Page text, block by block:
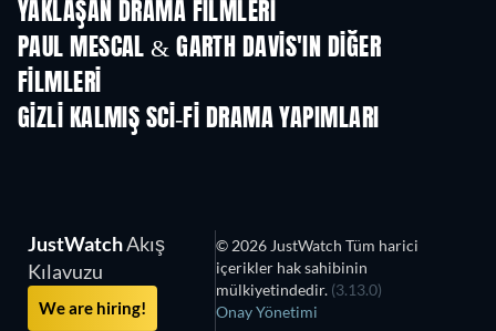
YAKLAŞAN DRAMA FILMLERI
PAUL MESCAL & GARTH DAVIS'IN DIĞER
FILMLERI
GIZLI KALMIŞ SCI-FI DRAMA YAPIMLARI
TV
JustWatchAkış
Kılavuzu
We are hiring!
© 2026 JustWatch Tüm harici
içerikler hak sahibinin
mülkiyetindedir. (3.13.0)
Onay Yönetimi